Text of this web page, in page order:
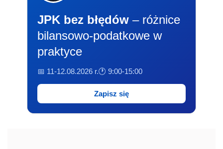
JPK bez błędów – różnice
bilansowo-podatkowe w
praktyce
📅 11-12.08.2026 r.🕐 9:00-15:00
Zapisz się